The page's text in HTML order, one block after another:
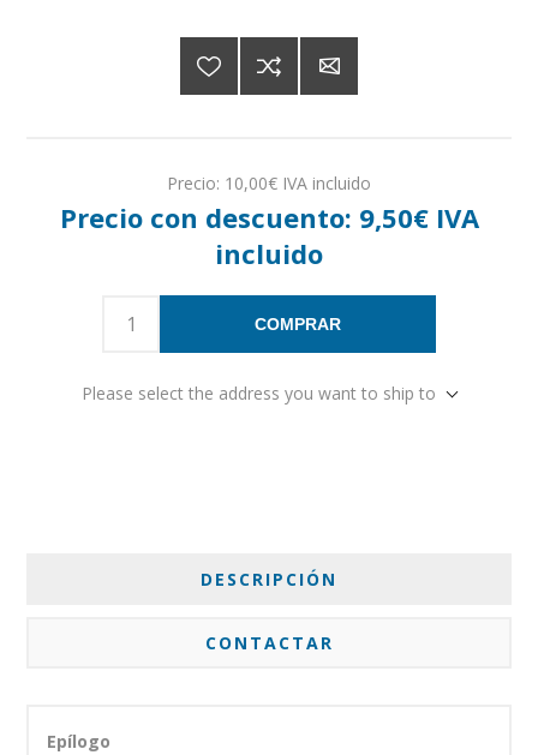
Precio: 10,00€ IVA incluido
Precio con descuento: 9,50€ IVA
incluido
COMPRAR
Please select the address you want to ship to
DESCRIPCIÓN
CONTACTAR
Epílogo